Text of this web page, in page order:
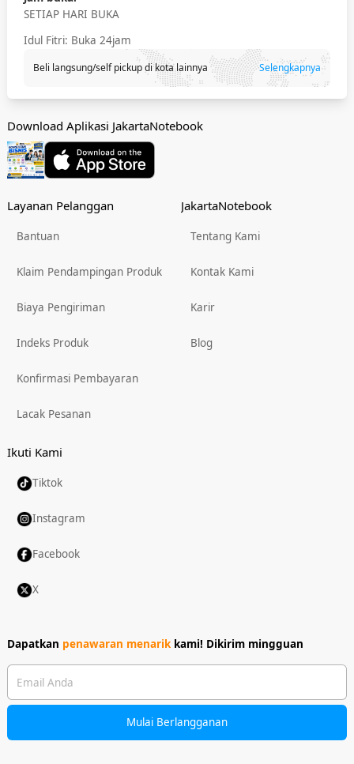
SETIAP HARI BUKA
Idul Fitri: Buka 24jam
Beli langsung/self pickup di kota lainnya Selengkapnya
Download Aplikasi JakartaNotebook
Layanan Pelanggan
Bantuan
Klaim Pendampingan Produk
Biaya Pengiriman
Indeks Produk
Konfirmasi Pembayaran
Lacak Pesanan
JakartaNotebook
Tentang Kami
Kontak Kami
Karir
Blog
Ikuti Kami
Tiktok
Instagram
Facebook
X
Dapatkan penawaran menarik kami! Dikirim mingguan
Email Anda
Mulai Berlangganan